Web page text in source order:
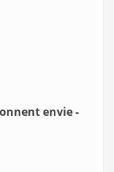
envie -